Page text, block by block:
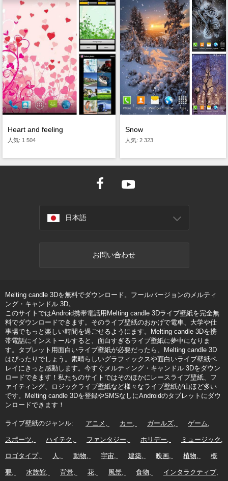
Heart and feeling
人気: 1 504
Snow
人気: 2 323
日本語
お問い合わせ
Melting candle 3Dを無料でダウンロード。フールバージョンのメルティ
ング・キャンドル 3D。
このサイトではAndroid携帯電話用Melting candle 3Dライブ壁紙を完全無
料でダウンロードできます。そのライブ壁紙のおかげで電車、大学や仕
事場でもっと楽しい時間を過ごせるようにます。Melting candle 3Dを携
帯電話にインストールすると、面白すぎるライブ壁紙に夢中になりま
す。タブレット用面白いライブ壁紙が必要だったら、Melting candle 3D
はぴったりでしょう。素晴らしいグラフィックスや面白いライブ壁紙ペ
レイにきっと感動します。今すぐメルティング・キャンドル 3Dをダウン
ロードできます！私たちのサイトではそのほかにレースライブ壁紙、フ
ァイティング、ロジックライブ壁紙など様々なライブ壁紙が山ほど多い
です。Melting candle 3Dを登録やSMSなしにAndroidのタブレットにダウ
ンロードできます！
ライブ壁紙のジャンル: アニメ カー ガールズ ゲーム
スポーツ ハイテク ファンタジー ホリデー ミュージック
ロゴタイプ 人 動物 宇宙 建築 映画 植物 概
要 水族館 背景 花 風景 食物 インタラクティブ